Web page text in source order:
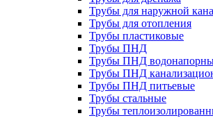
Трубы для наружной
Трубы для отопления
Трубы пластиковые
Трубы ПНД
Трубы ПНД
Трубы ПНД
Трубы ПНД питьевые
Трубы стальные
Трубы